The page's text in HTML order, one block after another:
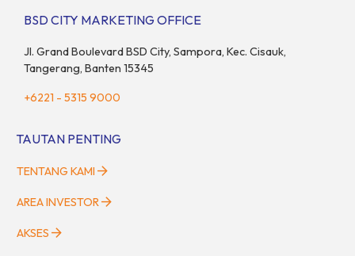
BSD CITY MARKETING OFFICE
Jl. Grand Boulevard BSD City, Sampora, Kec. Cisauk,
Tangerang, Banten 15345
+6221 - 5315 9000
TAUTAN PENTING
TENTANG KAMI
AREA INVESTOR
AKSES